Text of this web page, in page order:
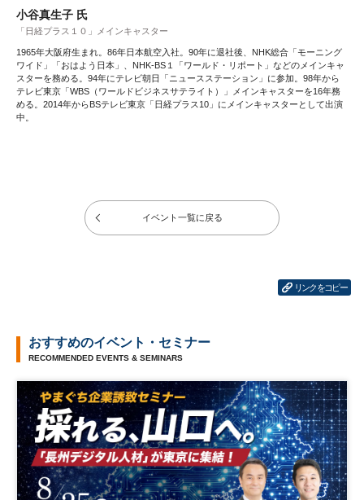
小谷真生子 氏
「日経プラス１０」メインキャスター
1965年大阪府生まれ。86年日本航空入社。90年に退社後、NHK総合「モーニング
ワイド」「おはよう日本」、NHK-BS１「ワールド・リポート」などのメインキャ
スターを務める。94年にテレビ朝日「ニュースステーション」に参加。98年から
テレビ東京「WBS（ワールドビジネスサテライト）」メインキャスターを16年務
める。2014年からBSテレビ東京「日経プラス10」にメインキャスターとして出演
中。
イベント一覧に戻る
リンクをコピー
おすすめのイベント・セミナー
RECOMMENDED EVENTS & SEMINARS